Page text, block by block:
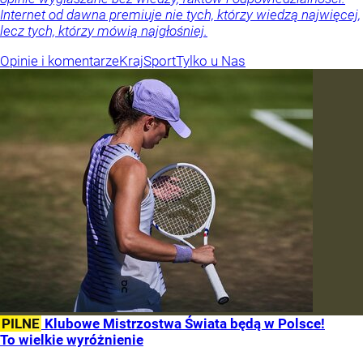
Internet od dawna premiuje nie tych, którzy wiedzą najwięcej,
lecz tych, którzy mówią najgłośniej.
Opinie i komentarzeKrajSportTylko u Nas
PILNE Klubowe Mistrzostwa Świata będą w Polsce!
To wielkie wyróżnienie